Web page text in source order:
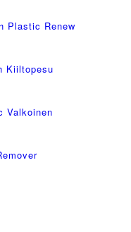
Plastic Renew
Kiiltopesu
Valkoinen